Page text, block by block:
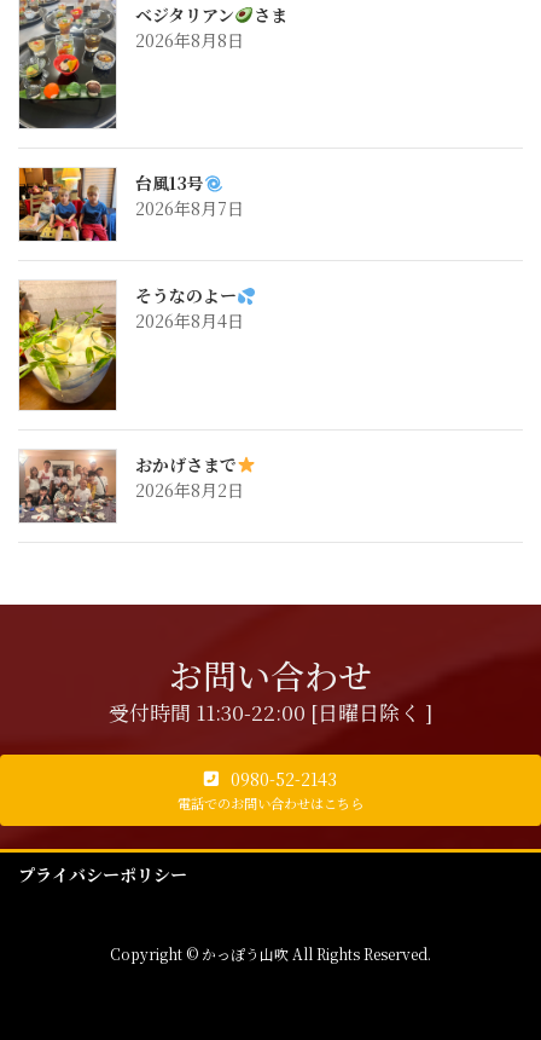
ベジタリアン
さま
2026年8月8日
台風13号
2026年8月7日
そうなのよー
2026年8月4日
おかげさまで
2026年8月2日
お問い合わせ
受付時間 11:30-22:00 [日曜日除く ]
0980-52-2143
電話でのお問い合わせはこちら
プライバシーポリシー
Copyright © かっぽう山吹 All Rights Reserved.